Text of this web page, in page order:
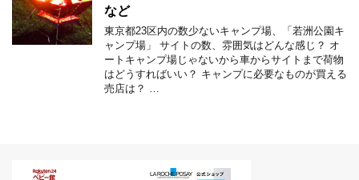
など
東京都23区内の数少ないキャンプ場、「若洲公園キ
ャンプ場」 サイトの数、雰囲気はどんな感じ？ オ
ートキャンプ場じゃないから車からサイトまで荷物
はどうすればいい？ キャンプに必要なものが買える
売店は？ …